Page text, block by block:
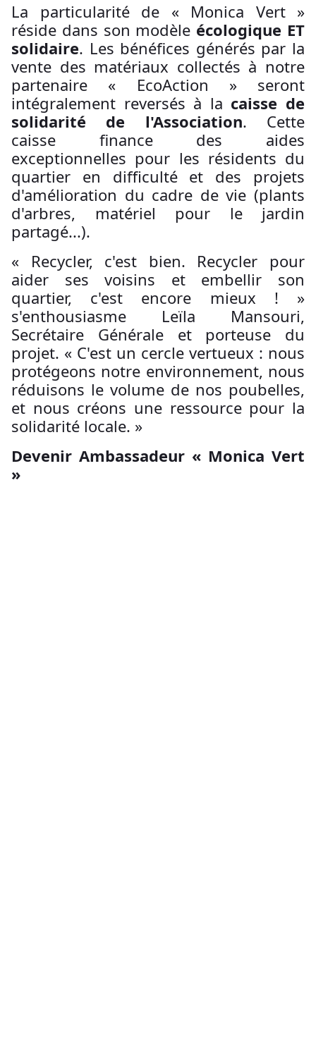
La particularité de « Monica Vert »
réside dans son modèle écologique ET
solidaire. Les bénéfices générés par la
vente des matériaux collectés à notre
partenaire « EcoAction » seront
intégralement reversés à la caisse de
solidarité de l'Association. Cette
caisse finance des aides
exceptionnelles pour les résidents du
quartier en difficulté et des projets
d'amélioration du cadre de vie (plants
d'arbres, matériel pour le jardin
partagé...).
« Recycler, c'est bien. Recycler pour
aider ses voisins et embellir son
quartier, c'est encore mieux ! »
s'enthousiasme Leïla Mansouri,
Secrétaire Générale et porteuse du
projet. « C'est un cercle vertueux : nous
protégeons notre environnement, nous
réduisons le volume de nos poubelles,
et nous créons une ressource pour la
solidarité locale. »
Devenir Ambassadeur « Monica Vert
»